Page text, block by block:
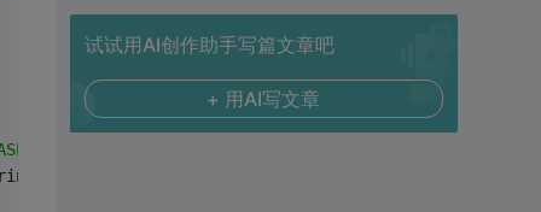
试试用AI创作助手写篇文章吧
+ 用AI写文章